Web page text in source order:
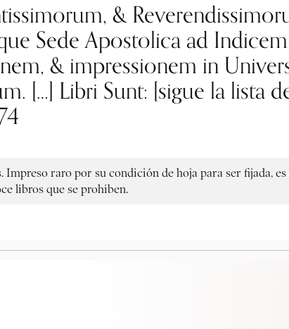
&
Sede Apostolica ad
& impressionem in
[…] Libri Sunt: [sigue la lista
raro por su condición de hoja para ser fijada,
libros que se prohiben.